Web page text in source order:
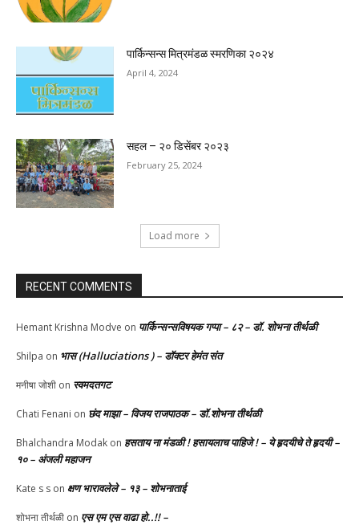
पार्किन्सन्स मित्रमंडळ स्मरणिका २०२४
April 4, 2024
सहल – २० डिसेंबर २०२३
February 25, 2024
Load more
RECENT COMMENTS
Hemant Krishna Modve on पार्किन्सन्सविषयक गप्पा – ८२ – डॉ. शोभना तीर्थळी
Shilpa on भास (Halluciations ) – डॉक्टर हेमंत संत
मनीषा जोशी on स्वमदतगट
Chati Fenani on छंद माझा – विजय राजपाठक – डॉ.शोभना तीर्थळी
Bhalchandra Modak on हसताय ना मंडळी‌ ! हसायलाच पाहिजे ! – ये हृदयीचे ते हृदयी –
१० – अंजली महाजन
Kate s s on क्षण भारावलेले – १३ – शोभनाताई
शोभना तीर्थळी on एस एम एस वाढा हो..!! –